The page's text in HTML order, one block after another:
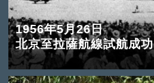
1956年5月26日
北京至拉薩航線試航成功